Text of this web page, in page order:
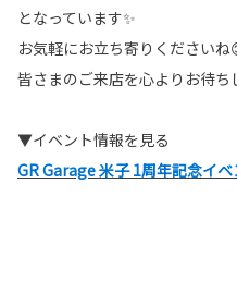
となっています✨
お気軽にお立ち寄りくださいね
皆さまのご来店を心よりお待ち
▼イベント情報を見る
GR Garage 米子 1周年記念イベ